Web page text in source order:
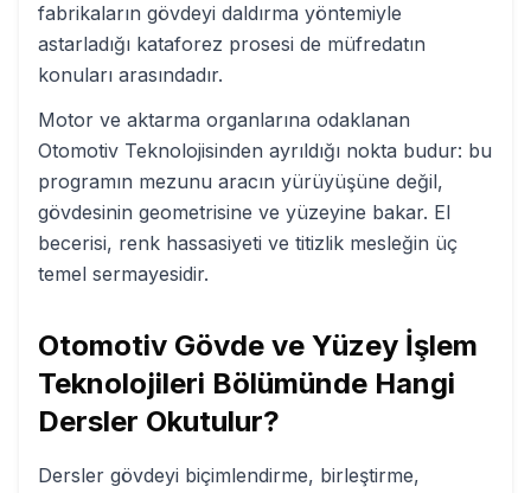
fabrikaların gövdeyi daldırma yöntemiyle
astarladığı kataforez prosesi de müfredatın
konuları arasındadır.
Motor ve aktarma organlarına odaklanan
Otomotiv Teknolojisinden ayrıldığı nokta budur: bu
programın mezunu aracın yürüyüşüne değil,
gövdesinin geometrisine ve yüzeyine bakar. El
becerisi, renk hassasiyeti ve titizlik mesleğin üç
temel sermayesidir.
Otomotiv Gövde ve Yüzey İşlem
Teknolojileri Bölümünde Hangi
Dersler Okutulur?
Dersler gövdeyi biçimlendirme, birleştirme,